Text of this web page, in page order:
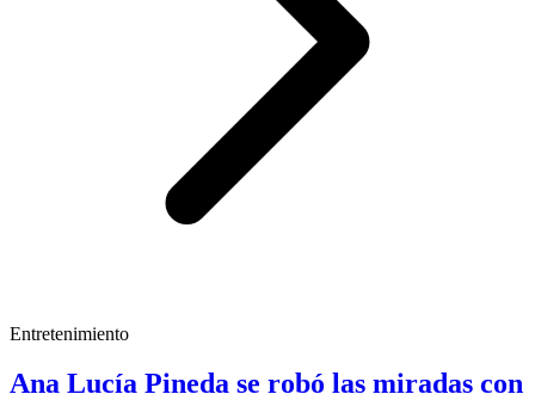
Entretenimiento
Ana Lucía Pineda se robó las miradas con